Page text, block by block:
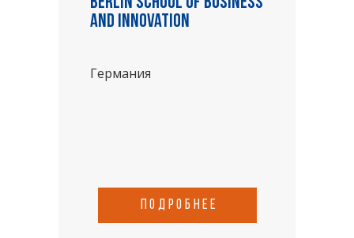
and Innovation
Германия
подробнее